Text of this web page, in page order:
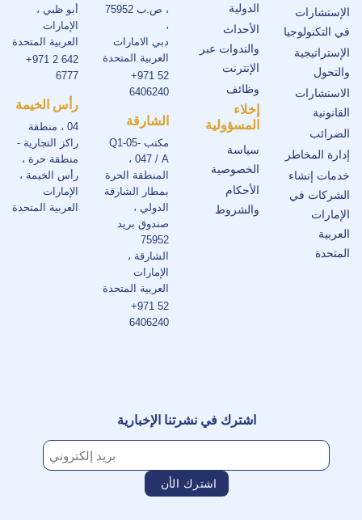
الإستشارات
في التكنولوجيا
الإستراتيجية
والتحول
الاستشارات
القانونية
الضرائب
إدارة المخاطر
خدمات إنشاء
الشركات في
الإمارات
العربية
المتحدة
الدولية
الأحداث
والندوات عبر
الإنترنت
وظائف
إخلاء
المسؤولية
سياسة
الخصوصية
الأحكام
والشروط
، ص.ب 75952
،
دبي الامارات
العربية المتحدة
+971 52
6406240
الشارقة
مكتب Q1-05-
047 / A ،
المنطقة الحرة
بمطار الشارقة
الدولي ،
صندوق بريد
75952
الشارقة ،
الإمارات
العربية المتحدة
+971 52
6406240
أبو ظبي ،
الإمارات
العربية المتحدة
+971 2 642
6777
رأس الخيمة
04 ، منطقة
راكز التجارية -
منطقة حرة ،
رأس الخيمة ،
الإمارات
العربية المتحدة
اشترك في نشرتنا الإخبارية